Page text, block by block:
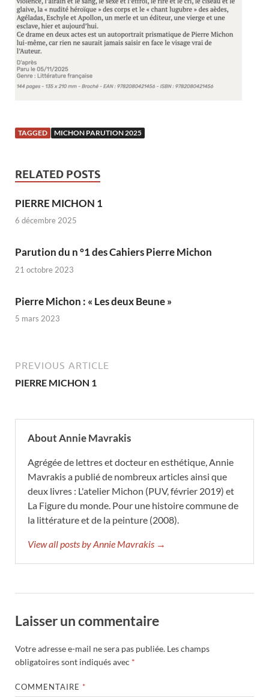
TAGGED MICHON PARUTION 2025
RELATED POSTS
PIERRE MICHON 1
6 décembre 2025
Parution du n °1 des Cahiers Pierre Michon
21 octobre 2023
Pierre Michon : « Les deux Beune »
5 mars 2023
PREVIOUS ARTICLE
PIERRE MICHON 1
About Annie Mavrakis
Agrégée de lettres et docteur en esthétique, Annie
Mavrakis a publié de nombreux articles ainsi que
deux livres : L'atelier Michon (PUV, février 2019) et
La Figure du monde. Pour une histoire commune de
la littérature et de la peinture (2008).
View all posts by Annie Mavrakis →
Laisser un commentaire
Votre adresse e-mail ne sera pas publiée. Les champs
obligatoires sont indiqués avec *
COMMENTAIRE *